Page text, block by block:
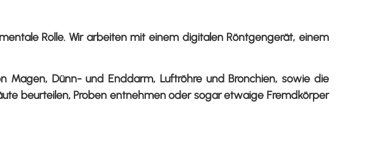
Rolle. Wir arbeiten mit einem digitalen Röntgengerät, einem
Magen, Dünn- und Enddarm, Luftröhre und Bronchien, sowie die
beurteilen, Proben entnehmen oder sogar etwaige Fremdkörper